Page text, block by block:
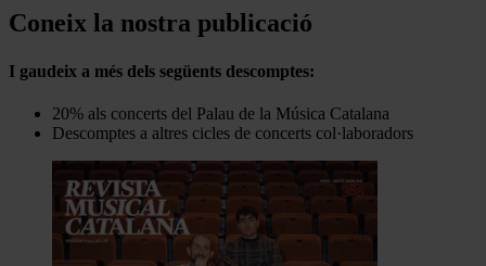
Coneix la nostra publicació
I gaudeix a més dels següents descomptes:
20% als concerts del Palau de la Música Catalana
Descomptes a altres cicles de concerts col·laboradors